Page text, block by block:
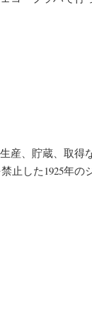
生産、貯蔵、取
止した1925年の